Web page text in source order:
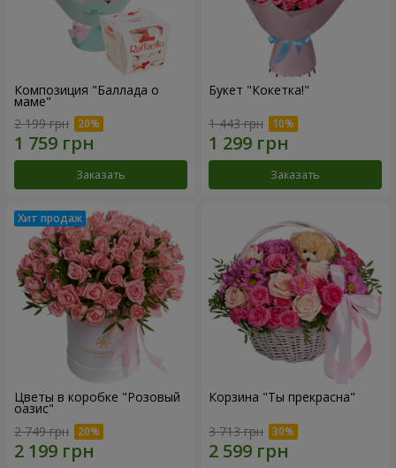
Композиция "Баллада о
маме"
2 199 грн
Заказать
Букет "Кокетка!"
1 443 грн
Заказать
Цветы в коробке "Розовый
оазис"
2 749 грн
Корзина "Ты прекрасна"
3 713 грн